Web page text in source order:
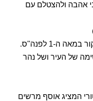
אהבה ולהצטלם עם
גשר רומי עתיק ומרשים, שנבנה במקור במאה ה-1 לפנה"ס.
של העיר ושל נהר
המציג אוסף מרשים